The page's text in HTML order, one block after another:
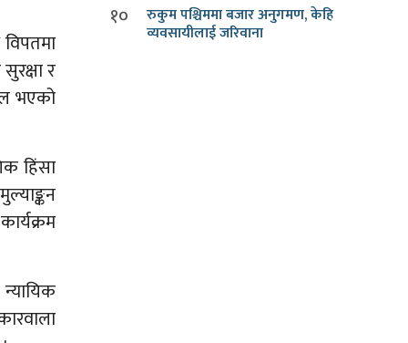
र
भएको
हिंसा
१० रुकुम पश्चिममा बजार अनुगमण, केहि
व्यवसायीलाई जरिवाना